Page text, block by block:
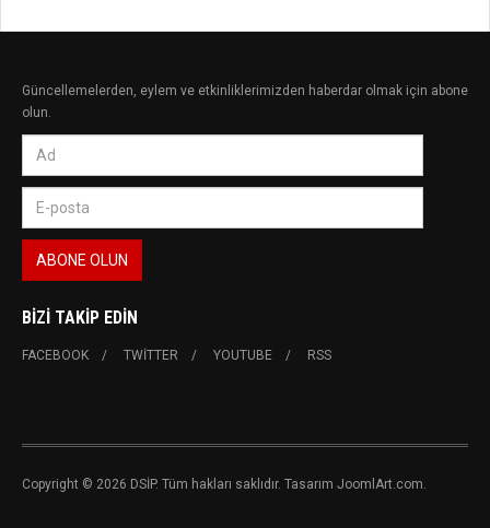
Güncellemelerden, eylem ve etkinliklerimizden haberdar olmak için abone
olun.
BIZI TAKIP EDIN
FACEBOOK TWITTER YOUTUBE RSS
Copyright © 2026 DSİP. Tüm hakları saklıdır. Tasarım JoomlArt.com.